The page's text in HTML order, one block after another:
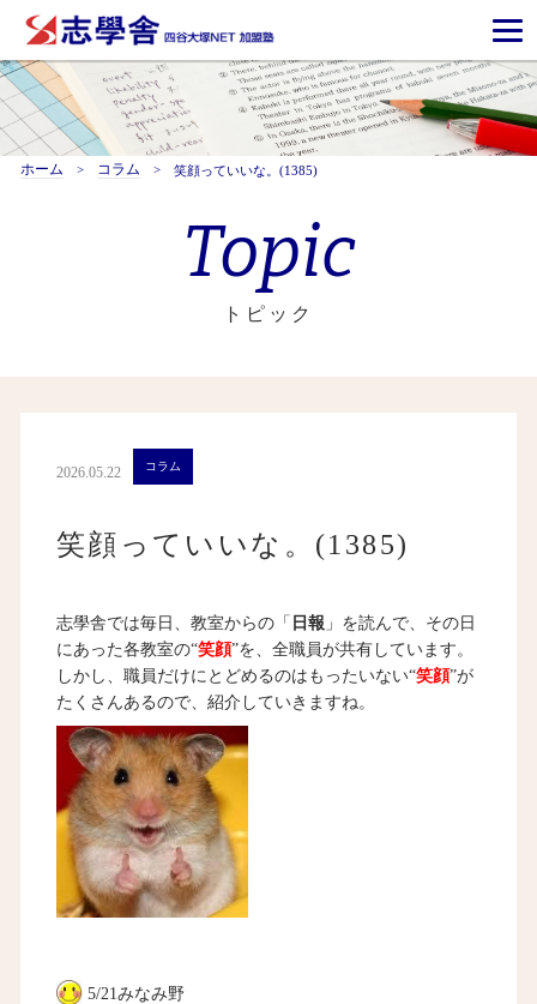
ホーム コラム 笑顔っていいな。(1385)
Topic
トピック
2026.05.22 コラム
笑顔っていいな。(1385)
志學舎では毎日、教室からの「 日報 」を読んで、その日
にあった各教室の“笑顔”を、全職員が共有しています。
しかし、職員だけにとどめるのはもったいない“笑顔”が
たくさんあるので、紹介していきますね。
5/21みなみ野